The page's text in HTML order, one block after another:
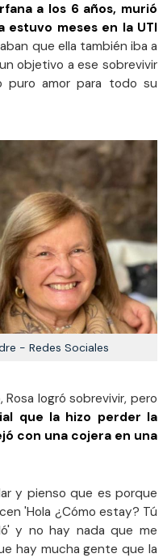
a los 6 años, murió
estuvo meses en la UTI
que ella también iba a
objetivo a ese sobrevivir
puro amor para todo su
- Redes Sociales
logró sobrevivir, pero
que la hizo perder la
con una cojera en una
y pienso que es porque
'Hola ¿Cómo estay? Tú
y no hay nada que me
hay mucha gente que la